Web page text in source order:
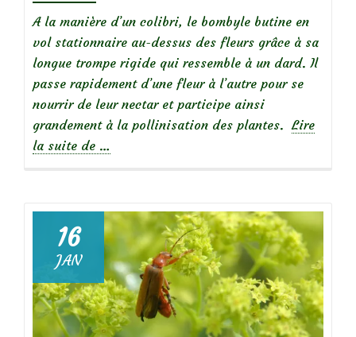
A la manière d’un colibri, le bombyle butine en
vol stationnaire au-dessus des fleurs grâce à sa
longue trompe rigide qui ressemble à un dard. Il
passe rapidement d’une fleur à l’autre pour se
nourrir de leur nectar et participe ainsi
grandement à la pollinisation des plantes. Lire
la suite de
Le
bombyle,
une
mouche
colibri!
…
16
JAN